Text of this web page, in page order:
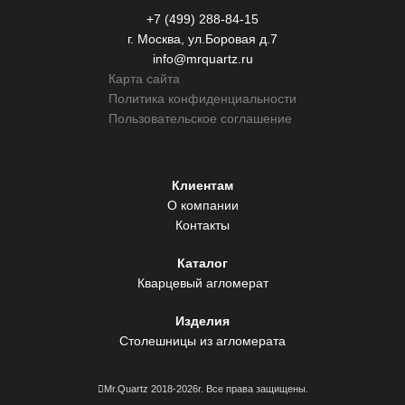
+7 (499) 288-84-15
г. Москва, ул.Боровая д.7
info@mrquartz.ru
Карта сайта
Политика конфиденциальности
Пользовательское соглашение
Клиентам
О компании
Контакты
Каталог
Кварцевый агломерат
Изделия
Столешницы из агломерата
Mr.Quartz 2018-2026г. Все права защищены.